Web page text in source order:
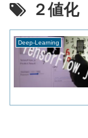
２値化
Deep-Learning